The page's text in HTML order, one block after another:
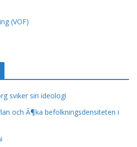
(VOF)
sviker sin ideologi
och Ã¶ka befolkningsdensiteten i